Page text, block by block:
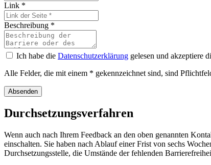
Link *
Beschreibung *
Ich habe die Datenschutzerklärung gelesen und akzeptiere
Alle Felder, die mit einem * gekennzeichnet sind, sind
Absenden
Durchsetzungsverfahren
Wenn auch nach Ihrem Feedback an den oben genannten
einschalten. Sie haben nach Ablauf einer Frist von sechs
Durchsetzungsstelle, die Umstände der fehlenden